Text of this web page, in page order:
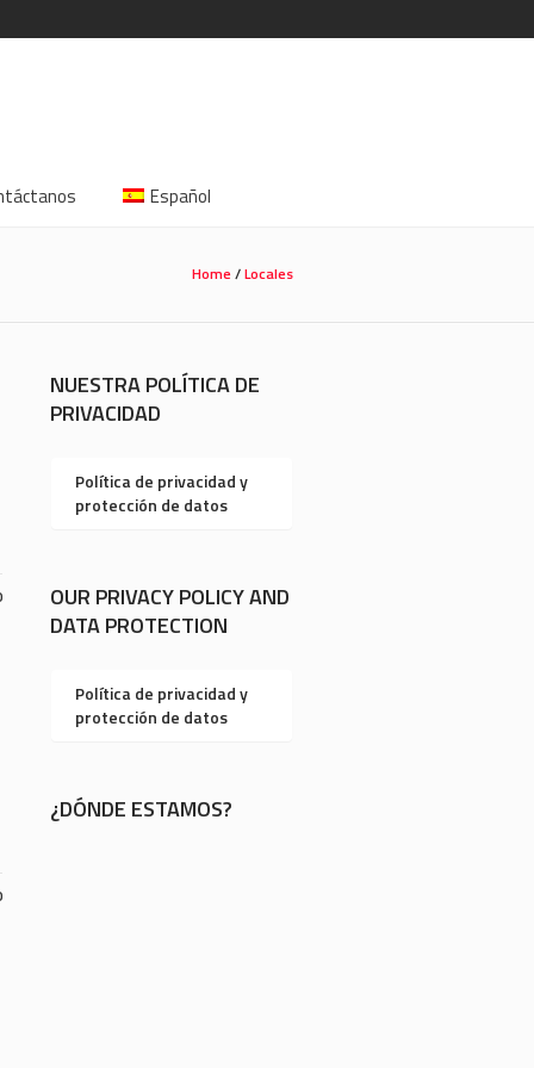
Español
Home/Locales
NUESTRA POLÍTICA DE
PRIVACIDAD
Política de privacidad y
protección de datos
OUR PRIVACY POLICY AND
DATA PROTECTION
Política de privacidad y
protección de datos
¿DÓNDE ESTAMOS?